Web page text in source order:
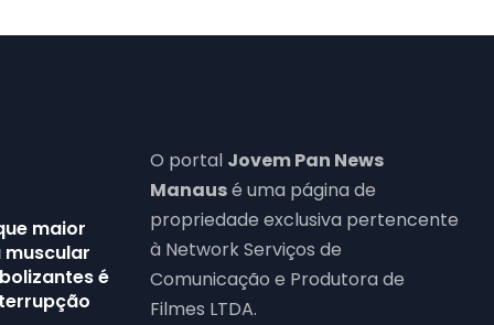
maior
é
O portal Jovem Pan News
Manausé uma página de
propriedade exclusiva pertencente
à Network Serviços de
Comunicação e Produtora de
Filmes LTDA.